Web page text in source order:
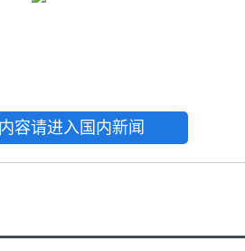
容请进入国内新闻